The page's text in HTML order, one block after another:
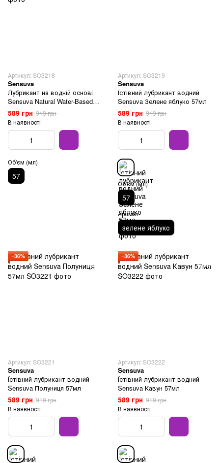
Артикул: SO3218
Sensuva
Лубрикант на водній основі
Sensuva Natural Water-Based
57мл
589 грн 919 грн
В наявності
Об'єм (мл)
57
Артикул: SO3219
Sensuva
Їстівний лубрикант водний
Sensuva Зелене яблуко 57мл
589 грн 919 грн
В наявності
Об'єм (мл)
57
Аромат
зелене яблуко
−36%
Артикул: SO3221
Sensuva
Їстівний лубрикант водний
Sensuva Полуниця 57мл
589 грн 919 грн
В наявності
−36%
Артикул: SO3222
Sensuva
Їстівний лубрикант водний
Sensuva Кавун 57мл
589 грн 919 грн
В наявності